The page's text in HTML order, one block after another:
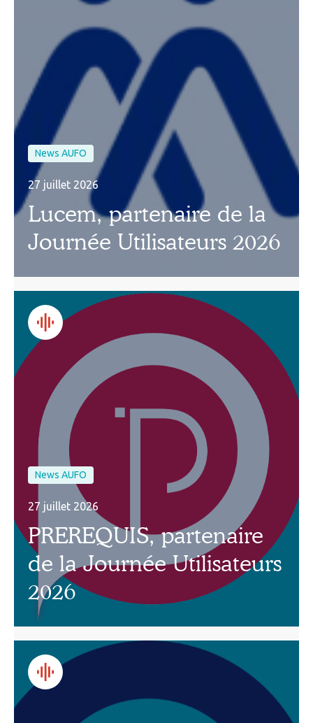
News AUFO
27 juillet 2026
Lucem, partenaire de la
Journée Utilisateurs 2026
News AUFO
27 juillet 2026
PREREQUIS, partenaire
de la Journée Utilisateurs
2026